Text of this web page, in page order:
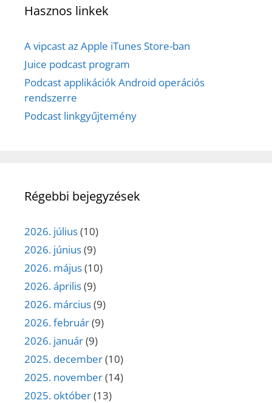
Hasznos linkek
A vipcast az Apple iTunes Store-ban
Juice podcast program
Podcast applikációk Android operációs
rendszerre
Podcast linkgyűjtemény
Régebbi bejegyzések
2026. július(10)
2026. június(9)
2026. május(10)
2026. április(9)
2026. március(9)
2026. február(9)
2026. január(9)
2025. december(10)
2025. november(14)
2025. október(13)